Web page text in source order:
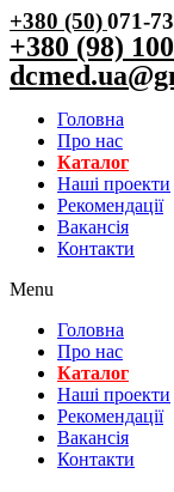
+380 (50)071-
+380 (98)
Головна
Про нас
Каталог
Нашi проекти
Рекомендації
Вакансiя
Контакти
Menu
Головна
Про нас
Каталог
Нашi проекти
Рекомендації
Вакансiя
Контакти